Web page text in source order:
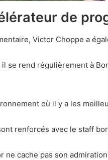
de
Victor Choppe a
il se rend régulièrement à
où il y a les
renforcés avec le staff
ne cache pas son